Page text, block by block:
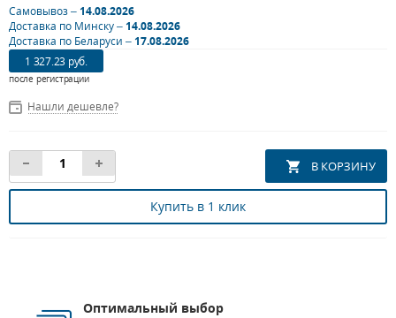
Самовывоз –14.08.2026
Доставка по Минску –14.08.2026
Доставка по Беларуси –17.08.2026
1 327.23 руб.
после регистрации
Нашли дешевле?
Купить в 1 клик
Оптимальный выбор